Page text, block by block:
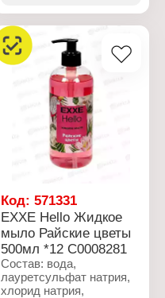
стирола/акрилатов,
экстракт цветков пиона
белоцветкового,
ретинол, токоферола
ацетат, отдушка,
динатриевая ЭДТА,
лимонная кислота,
DMDM ??гидантоин, CI
73360, CI 42090.
Характеристики:
Производитель: Шанте
Тип товара: Жидкое
мыло
Название: "Пион"
Аромат: цветочный
Активные компоненты:
экстракт пиона
Упаковка: флакон с
Код:571331
EXXE Hello Жидкое
мыло Райские цветы
500мл *12 С0008281
Состав: вода,
лауретсульфат натрия,
хлорид натрия,